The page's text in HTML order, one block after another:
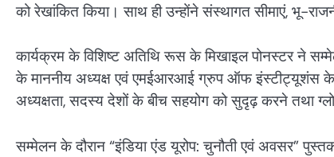
को रेखांकित किया। साथ ही उन्होंने संस्थागत सीमाएं, भू-
कार्यक्रम के विशिष्ट अतिथि रूस के मिखाइल पोनस्टर ने
के माननीय अध्यक्ष एवं एमईआरआई ग्रुप ऑफ इंस्टीट्यूशंस के
अध्यक्षता, सदस्य देशों के बीच सहयोग को सुदृढ़ करने तथा
सम्मेलन के दौरान “इंडिया एंड यूरोप: चुनौती एवं अवसर”